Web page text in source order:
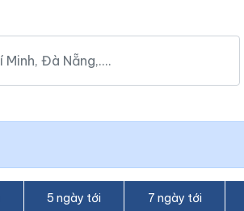
5 ngày tới 7 ngày tới